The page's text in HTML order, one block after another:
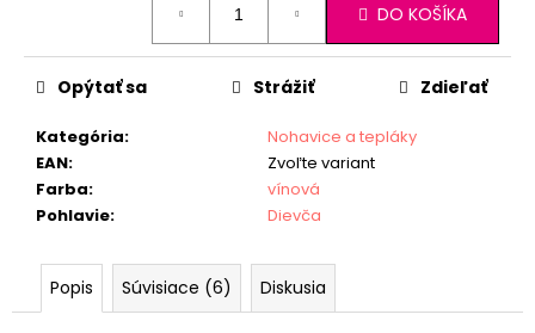
DO KOŠÍKA
Kategória:
Nohavice a tepláky
EAN:
Zvoľte variant
Farba:
vínová
Pohlavie: Dievča
Opýtať sa Strážiť Zdieľať
Popis Súvisiace (6) Diskusia